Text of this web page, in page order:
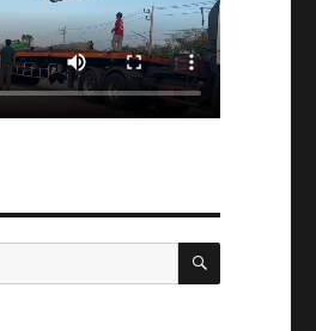
SEARCH